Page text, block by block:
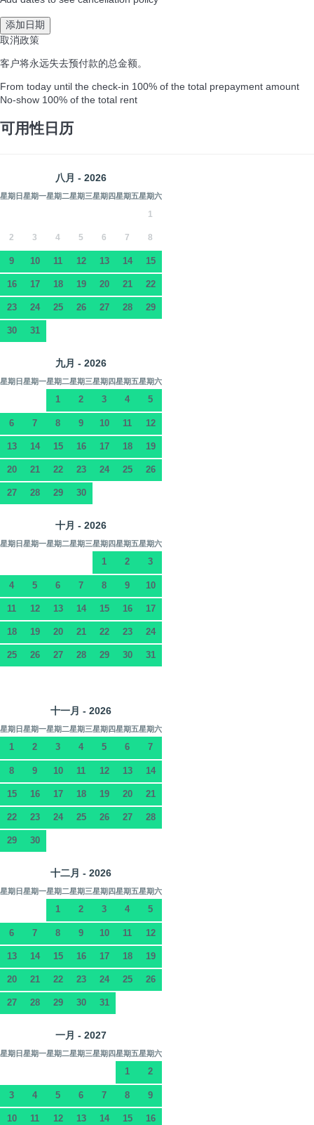
添加日期
取消政策
客户将永远失去预付款的总金额。
From today until the check-in 100% of the total prepayment amount
No-show 100% of the total rent
可用性日历
八月 - 2026
星期日星期一星期二星期三星期四星期五星期六
1
2 3 4 5 6 7 8
9 10 11 12 13 14 15
16 17 18 19 20 21 22
23 24 25 26 27 28 29
30 31
九月 - 2026
星期日星期一星期二星期三星期四星期五星期六
1 2 3 4 5
6 7 8 9 10 11 12
13 14 15 16 17 18 19
20 21 22 23 24 25 26
27 28 29 30
十月 - 2026
星期日星期一星期二星期三星期四星期五星期六
1 2 3
4 5 6 7 8 9 10
11 12 13 14 15 16 17
18 19 20 21 22 23 24
25 26 27 28 29 30 31
十一月 - 2026
星期日星期一星期二星期三星期四星期五星期六
1 2 3 4 5 6 7
8 9 10 11 12 13 14
15 16 17 18 19 20 21
22 23 24 25 26 27 28
29 30
十二月 - 2026
星期日星期一星期二星期三星期四星期五星期六
1 2 3 4 5
6 7 8 9 10 11 12
13 14 15 16 17 18 19
20 21 22 23 24 25 26
27 28 29 30 31
一月 - 2027
星期日星期一星期二星期三星期四星期五星期六
1 2
3 4 5 6 7 8 9
10 11 12 13 14 15 16